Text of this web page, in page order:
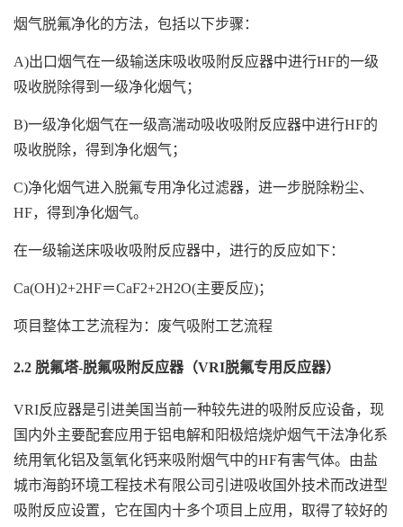
烟气脱氟净化的方法，包括以下步骤：
A)出口烟气在一级输送床吸收吸附反应器中进行HF的一级
吸收脱除得到一级净化烟气；
B)一级净化烟气在一级高湍动吸收吸附反应器中进行HF的
吸收脱除，得到净化烟气；
C)净化烟气进入脱氟专用净化过滤器，进一步脱除粉尘、
HF，得到净化烟气。
在一级输送床吸收吸附反应器中，进行的反应如下：
Ca(OH)2+2HF＝CaF2+2H2O(主要反应)；
项目整体工艺流程为：废气吸附工艺流程
2.2 脱氟塔-脱氟吸附反应器（VRI脱氟专用反应器）
VRI反应器是引进美国当前一种较先进的吸附反应设备，现
国内外主要配套应用于铝电解和阳极焙烧炉烟气干法净化系
统用氧化铝及氢氧化钙来吸附烟气中的HF有害气体。由盐
城市海韵环境工程技术有限公司引进吸收国外技术而改进型
吸附反应设置，它在国内十多个项目上应用，取得了较好的